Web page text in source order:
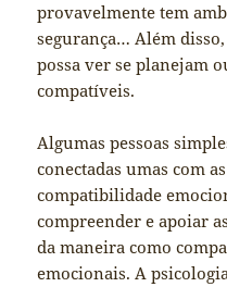
provavelmente tem
segurança… Além
possa ver se planejam
compatíveis.
Algumas pessoas
conectadas umas com
compatibilidade
compreender e apoiar
da maneira como
emocionais. A